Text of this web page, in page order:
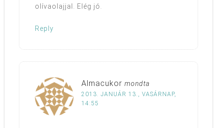
olívaolajjal. Elég jó.
Reply
Almacukor mondta
2013. JANUÁR 13., VASÁRNAP,
14:55